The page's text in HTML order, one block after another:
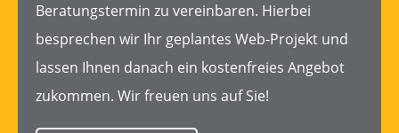
Beratungstermin zu vereinbaren. Hierbei
besprechen wir Ihr geplantes Web-Projekt und
lassen Ihnen danach ein kostenfreies Angebot
zukommen. Wir freuen uns auf Sie!